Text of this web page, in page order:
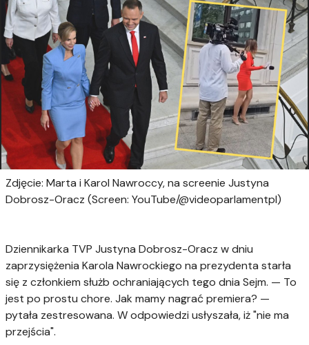
Zdjęcie: Marta i Karol Nawroccy, na screenie Justyna
Dobrosz-Oracz (Screen: YouTube/@videoparlamentpl)
Dziennikarka TVP Justyna Dobrosz-Oracz w dniu
zaprzysiężenia Karola Nawrockiego na prezydenta starła
się z członkiem służb ochraniających tego dnia Sejm. — To
jest po prostu chore. Jak mamy nagrać premiera? —
pytała zestresowana. W odpowiedzi usłyszała, iż "nie ma
przejścia".